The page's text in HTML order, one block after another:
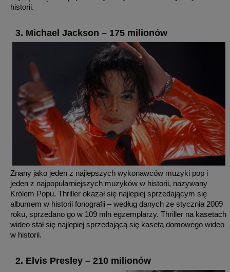
historii.
3. Michael Jackson – 175 milionów
Znany jako jeden z najlepszych wykonawców muzyki pop i
jeden z najpopularniejszych muzyków w historii, nazywany
Królem Popu. Thriller okazał się najlepiej sprzedającym się
albumem w historii fonografii – według danych ze stycznia 2009
roku, sprzedano go w 109 mln egzemplarzy. Thriller na kasetach
wideo stał się najlepiej sprzedającą się kasetą domowego wideo
w historii.
2. Elvis Presley – 210 milionów